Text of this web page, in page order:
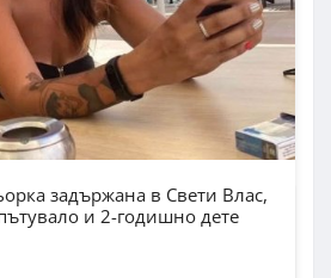
задържана в Свети Влас,
и 2-годишно дете